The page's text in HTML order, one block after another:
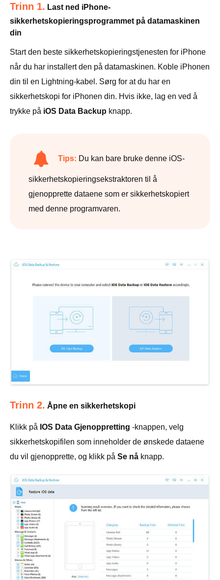
Trinn 1. Last ned iPhone-
sikkerhetskopieringsprogrammet på datamaskinen
din
Start den beste sikkerhetskopieringstjenesten for iPhone
når du har installert den på datamaskinen. Koble iPhonen
din til en Lightning-kabel. Sørg for at du har en
sikkerhetskopi for iPhonen din. Hvis ikke, lag en ved å
trykke på iOS Data Backup knapp.
Tips: Du kan bare bruke denne iOS-
sikkerhetskopieringsekstraktoren til å
gjenopprette dataene som er sikkerhetskopiert
med denne programvaren.
Trinn 2. Åpne en sikkerhetskopi
Klikk på IOS Data Gjenoppretting -knappen, velg
sikkerhetskopifilen som inneholder de ønskede dataene
du vil gjenopprette, og klikk på Se nå knapp.